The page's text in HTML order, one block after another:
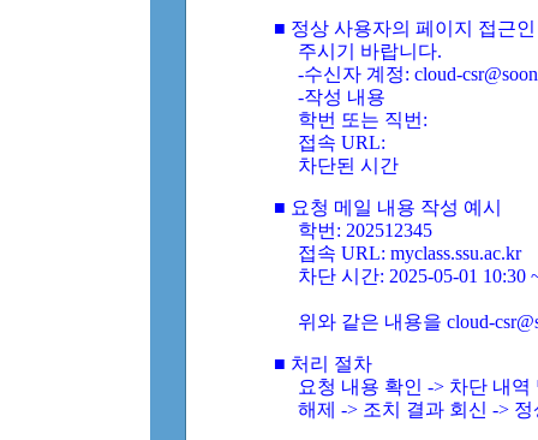
■ 정상 사용자의 페이지 접근
주시기 바랍니다.
-수신자 계정: cloud-
-작성 내용
학번 또는 직번:
접속 URL:
차단된 시간
■ 요청 메일 내용 작성 예시
학번: 202512345
접속 URL: myclass.ssu.ac.kr
차단 시간: 2025-05-01 10:30
위와 같은 내용을 cloud-
■ 처리 절차
요청 내용 확인 -> 차단 내
해제 -> 조치 결과 회신 ->